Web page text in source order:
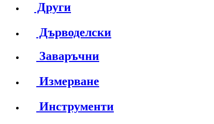
Други
Дърводелски
Заваръчни
Измерване
Инструменти